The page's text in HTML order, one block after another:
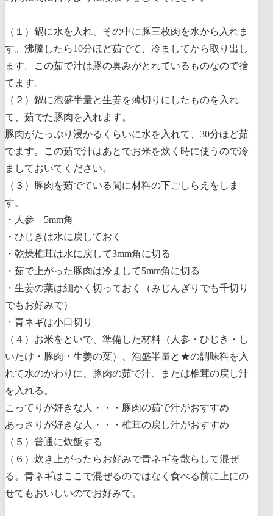
（１）鍋に水を入れ、その中に豚三枚肉を水から入れま
す。沸騰したら10分ほど茹でて、冷ましてから取り出し
ます。この茹で汁は豚の臭みがとれているものなので捨
てます。
（２）鍋に泡盛半量と生姜を薄切りにしたものを入れ
て、茹でた豚肉を入れます。
豚肉がたっぷり浸かるくらいに水を入れて、30分ほど茹
でます。この茹で汁はあとでお米を炊く時に使うので冷
ましておいてください。
（３）豚肉を茹でている間に材料の下ごしらえをしま
す。
・人参 5mm角
・ひじきは水に戻しておく
・乾燥椎茸は水に戻して3mm角に切る
・茹で上がった豚肉は冷まして5mm角に切る
・生姜の葉は細かく切っておく（みじんぎりでも千切り
でもお好みで）
・青ネギは小口切り
（４）お米をといで、準備した材料（人参・ひじき・し
いたけ・豚肉・生姜の葉）、泡盛半量と★の調味料を入
れて水のかわりに、豚肉の茹で汁、または椎茸の戻し汁
を入れる。
こってりが好きな人・・・豚肉の茹で汁がおすすめ
あっさりが好きな人・・・椎茸の戻し汁がおすすめ
（５）普通に炊飯する
（６）炊き上がったらお好みで青ネギを散らして混ぜ
る。青ネギはここで混ぜるのではなく食べる前に上にの
せてもおいしいのでお好みで。